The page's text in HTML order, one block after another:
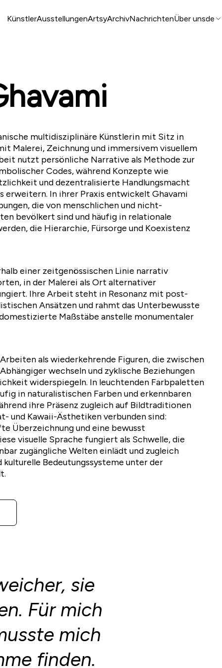
KünstlerAusstellungenArtsyArchivNachrichtenÜber unsde
multidisziplinäre Künstlerin mit Sitz in
Malerei, Zeichnung und immersivem visuellem
nutzt persönliche Narrative als Methode zur
Codes, während Konzepte wie
und dezentralisierte Handlungsmacht
erweitern. In ihrer Praxis entwickelt Ghavami
die von menschlichen und nicht-
bevölkert sind und häufig in relationale
die Hierarchie, Fürsorge und Koexistenz
einer zeitgenössischen Linie narrativ
in der Malerei als Ort alternativer
Ihre Arbeit steht in Resonanz mit post-
Ansätzen und rahmt das Unterbewusste
Maßstäbe anstelle monumentaler
als wiederkehrende Figuren, die zwischen
wechseln und zyklische Beziehungen
widerspiegeln. In leuchtenden Farbpaletten
in naturalistischen Farben und erkennbaren
ihre Präsenz zugleich auf Bildtraditionen
und Kawaii-Ästhetiken verbunden sind:
Überzeichnung und eine bewusst
visuelle Sprache fungiert als Schwelle, die
zugängliche Welten einlädt und zugleich
Bedeutungssysteme unter der
sie
Für mich
mich
finden.